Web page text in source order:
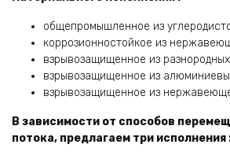
общепромышленное из
коррозионностойкое из
взрывозащищенное из
взрывозащищенное из
взрывозащищенное из
В зависимости от способов
потока, предлагаем три исполнения